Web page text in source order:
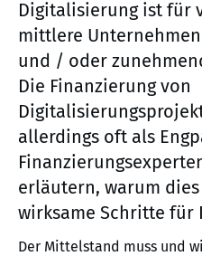
Digitalisierung ist für
mittlere
und / oder
Die Finanzierung von
allerdings oft als
erläutern, warum
wirksame Schritte für
Der Mittelstand muss und